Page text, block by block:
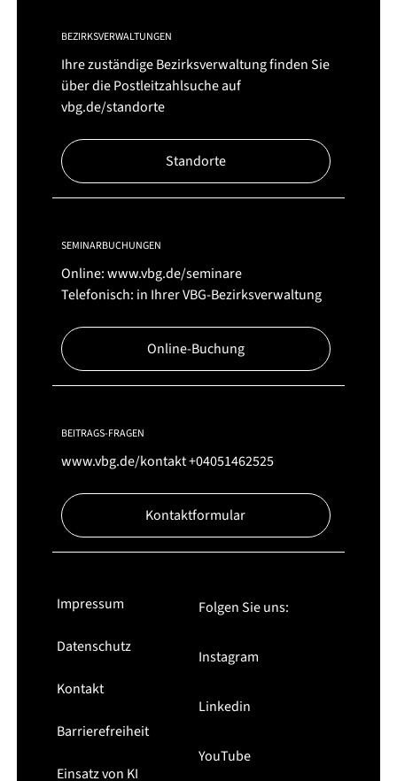
BEZIRKSVERWALTUNGEN
Ihre zuständige Bezirksverwaltung finden Sie
über die Postleitzahlsuche auf
vbg.de/standorte
Standorte
SEMINARBUCHUNGEN
Online:www.vbg.de/seminare
Telefonisch: in Ihrer VBG-Bezirksverwaltung
Online-Buchung
BEITRAGS-FRAGEN
www.vbg.de/kontakt+04051462525
Kontaktformular
Impressum
Datenschutz
Kontakt
Barrierefreiheit
Einsatz von KI
Folgen Sie uns:
Instagram
Linkedin
YouTube